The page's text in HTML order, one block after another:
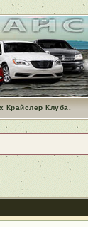
Крайслер Клуба.